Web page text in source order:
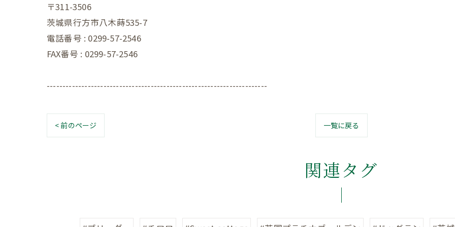
〒311-3506
茨城県行方市八木蒔535-7
電話番号 : 0299-57-2546
FAX番号 : 0299-57-2546
----------------------------------------------------------------------
< 前のページ 一覧に戻る
関連タグ